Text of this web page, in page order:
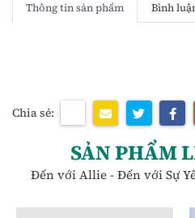
Thông tin sản phẩm Bình
Chia sẻ:
SẢN PHẨM
Đến với Allie - Đến với Sự